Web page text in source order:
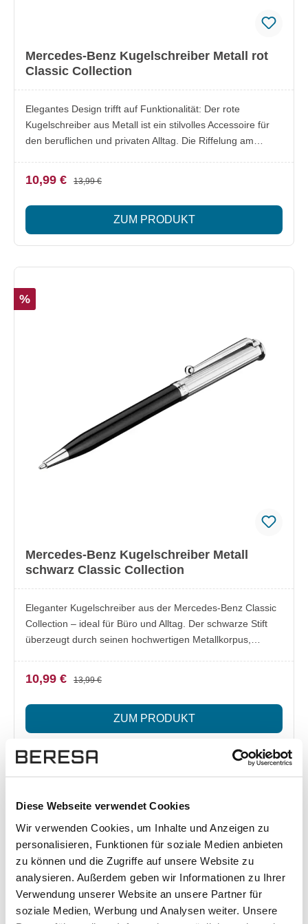
Diese Webseite verwendet Cookies
Wir verwenden Cookies, um Inhalte und Anzeigen zu
personalisieren, Funktionen für soziale Medien anbieten
zu können und die Zugriffe auf unsere Website zu
analysieren. Außerdem geben wir Informationen zu Ihrer
Verwendung unserer Website an unsere Partner für
soziale Medien, Werbung und Analysen weiter. Unsere
Mercedes-Benz Kugelschreiber Metall rot
Classic Collection
Elegantes Design trifft auf Funktionalität: Der rote
Kugelschreiber aus Metall ist ein stilvolles Accessoire für
den beruflichen und privaten Alltag. Die Riffelung am
und der Classic Schriftzug auf dem Mittelring hochwertige
Akzente setzen. Dank der praktischen Drehmechanik ist
die Mine im Handumdrehen einsatzbereit. Lieferumfang:
1x Kugelschreiber Besonderheiten: Hochwertiger
und angenehme Handhabung Mercedes-Benz Classic
Schriftzug auf dem Mittelring Zuverlässige Drehmechanik
10,99 € 13,99 €
ZUM PRODUKT
%
Mercedes-Benz Kugelschreiber Metall
schwarz Classic Collection
Eleganter Kugelschreiber aus der Mercedes-Benz Classic
Collection – ideal für Büro und Alltag. Der schwarze Stift
überzeugt durch seinen hochwertigen Metallkorpus,
ein schnelles und bequemes Ausfahren der Mine.
Lieferumfang: 1x Mercedes-Benz Kugelschreiber schwarz,
Metallkorpus für langlebige Nutzung Drehmechanik für
einfache Handhabung Riffelung am oberen Teil für bessere
Griffigkeit Mercedes-Benz Classic Logodruck auf dem
10,99 € 13,99 €
ZUM PRODUKT